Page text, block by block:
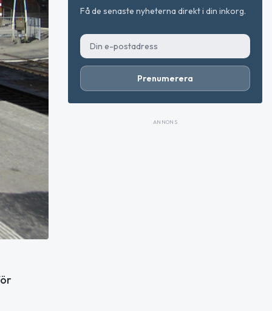
Få de senaste nyheterna direkt i din inkorg.
Prenumerera
ANNONS